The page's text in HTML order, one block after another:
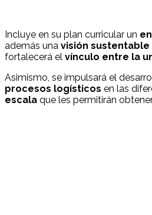
Incluye en su plan curricular un
además una visión
fortalecerá el vínculo entre la
Asimismo, se impulsará el
procesos logísticos en las
escala que les permitirán